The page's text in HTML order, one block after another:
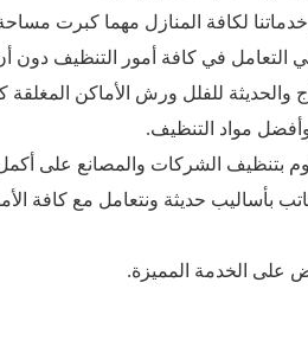
لكافة المنازل مهما كبرت
التعامل في كافة أمور التنظيف دون
للفلل ورش الأماكن
مواد التنظيف.
بتنظيف الشركات والمصانع على
بأساليب حديثة ونتعامل مع كافة
على الخدمة المميزة.